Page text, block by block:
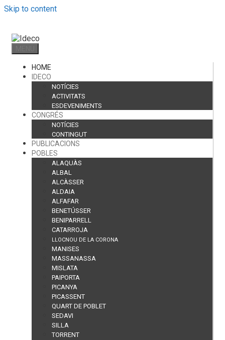
Skip to content
HOME
IDECO
NOTÍCIES
ACTIVITATS
ESDEVENIMENTS
CONGRÉS
NOTÍCIES
CONTINGUT
PUBLICACIONS
POBLES
ALAQUÀS
ALBAL
ALCÀSSER
ALDAIA
ALFAFAR
BENETÚSSER
BENIPARRELL
CATARROJA
LLOCNOU DE LA CORONA
MANISES
MASSANASSA
MISLATA
PAIPORTA
PICANYA
PICASSENT
QUART DE POBLET
SEDAVI
SILLA
TORRENT